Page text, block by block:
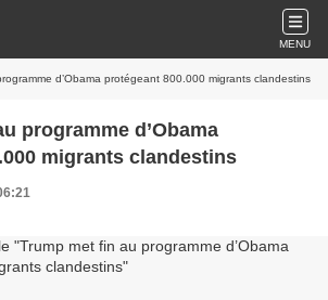
MENU
d’Obama protégeant 800.000 migrants clandestins
programme d’Obama
migrants clandestins